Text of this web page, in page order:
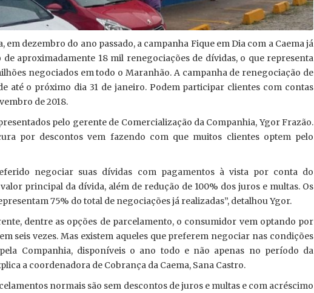
em dezembro do ano passado, a campanha Fique em Dia com a Caema já
aproximadamente 18 mil renegociações de dívidas, o que representa
negociados em todo o Maranhão. A campanha de renegociação de
até o próximo dia 31 de janeiro. Podem participar clientes com contas
de 2018.
pelo gerente de Comercialização da Companhia, Ygor Frazão.
por descontos vem fazendo com que muitos clientes optem pelo
negociar suas dívidas com pagamentos à vista por conta do
principal da dívida, além de redução de 100% dos juros e multas. Os
75% do total de negociações já realizadas”, detalhou Ygor.
dentre as opções de parcelamento, o consumidor vem optando por
seis vezes. Mas existem aqueles que preferem negociar nas condições
Companhia, disponíveis o ano todo e não apenas no período da
a coordenadora de Cobrança da Caema, Sana Castro.
normais são sem descontos de juros e multas e com acréscimo